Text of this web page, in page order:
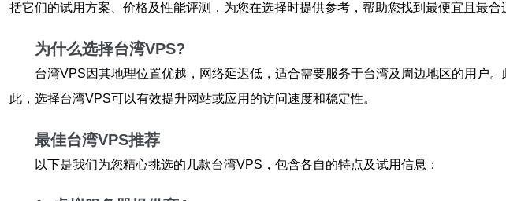
括它们的试用方案、价格及性能评测，为您在选择时提供参考，帮助您找到最便宜且最合
为什么选择台湾VPS?
台湾VPS因其地理位置优越，网络延迟低，适合需要服务于台湾及周边地区的用户
此，选择台湾VPS可以有效提升网站或应用的访问速度和稳定性。
最佳台湾VPS推荐
以下是我们为您精心挑选的几款台湾VPS，包含各自的特点及试用信息：